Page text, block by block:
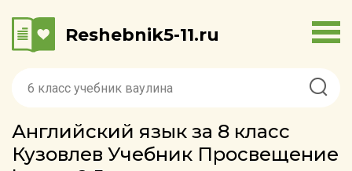
Reshebnik5-11.ru
Английский язык за 8 класс
Кузовлев Учебник Просвещение